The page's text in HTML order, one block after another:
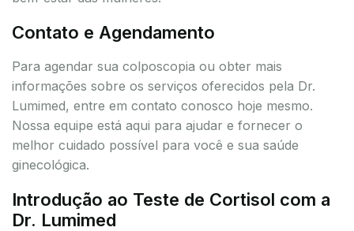
Contato e Agendamento
Para agendar sua colposcopia ou obter mais
informações sobre os serviços oferecidos pela Dr.
Lumimed, entre em contato conosco hoje mesmo.
Nossa equipe está aqui para ajudar e fornecer o
melhor cuidado possível para você e sua saúde
ginecológica.
Introdução ao Teste de Cortisol com a
Dr. Lumimed